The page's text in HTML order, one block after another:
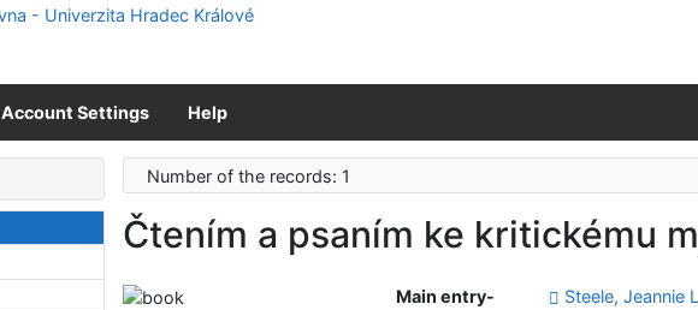
Account Settings Help
Number of the records: 1
Čtením a psaním ke kritickému
Main entry-
Steele, Jeannie